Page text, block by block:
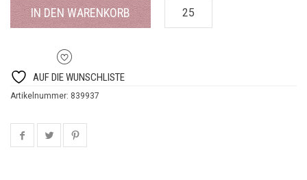
IN DEN WARENKORB
AUF DIE WUNSCHLISTE
Artikelnummer: 839937